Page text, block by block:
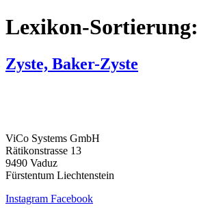
Lexikon-Sortierung:
Zyste, Baker-Zyste
ViCo Systems GmbH
Rätikonstrasse 13
9490 Vaduz
Fürstentum Liechtenstein
Instagram Facebook